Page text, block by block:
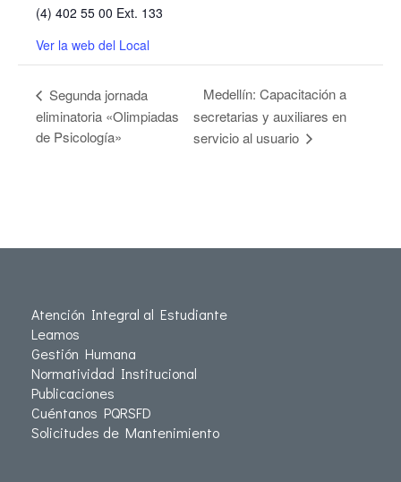
(4) 402 55 00 Ext. 133
Ver la web del Local
Segunda jornada
eliminatoria «Olimpiadas
de Psicología»
Medellín: Capacitación a
secretarias y auxiliares en
servicio al usuario
Atención Integral al Estudiante
Leamos
Gestión Humana
Normatividad Institucional
Publicaciones
Cuéntanos PQRSFD
Solicitudes de Mantenimiento